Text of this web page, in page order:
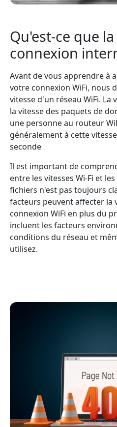
Qu'est-ce que
connexion
Avant de vous apprendre à
votre connexion WiFi, nous
vitesse d'un réseau WiFi. La
la vitesse des paquets de
une personne au routeur
généralement à cette
seconde
Il est important de
entre les vitesses Wi-Fi et
fichiers n'est pas toujours
facteurs peuvent affecter la
connexion WiFi en plus du
incluent les facteurs
conditions du réseau et
utilisez.